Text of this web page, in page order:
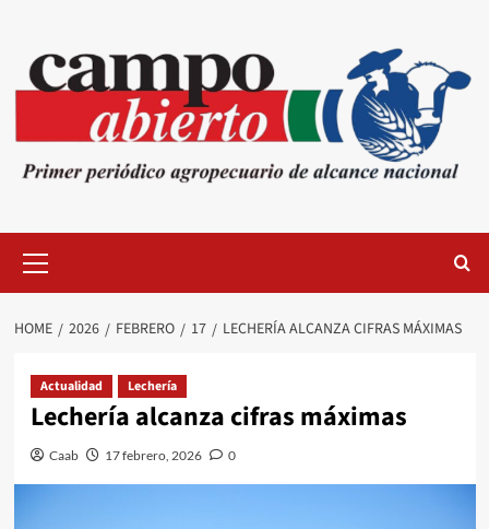
content
Menu
HOME 2026 FEBRERO 17 LECHERÍA ALCANZA CIFRAS MÁXIMAS
Actualidad Lechería
Lechería alcanza cifras máximas
Caab 17 febrero, 2026 0